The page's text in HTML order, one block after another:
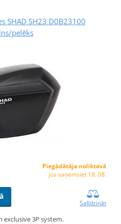
SHAD SH23 D0B23100
pelēks
Piegādātāja noliktavā
jūs saņemsiet 18. 08.
Salīdzināt
exclusive 3P system.